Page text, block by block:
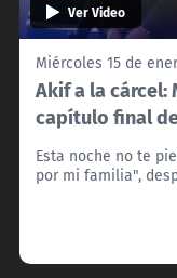
Ver Video
Miércoles 15 de
Akif a la cárcel:
capítulo final
Esta noche no te
por mi familia",